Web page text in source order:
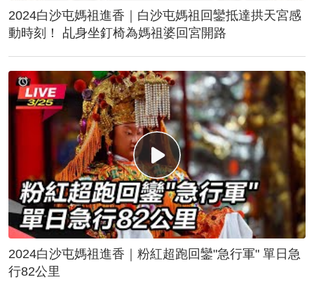
2024白沙屯媽祖進香｜白沙屯媽祖回鑾抵達拱天宮感
動時刻！ 乩身坐釘椅為媽祖婆回宮開路
2024白沙屯媽祖進香｜粉紅超跑回鑾"急行軍" 單日急
行82公里